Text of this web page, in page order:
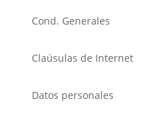
Cond. Generales
Claúsulas de Internet
Datos personales